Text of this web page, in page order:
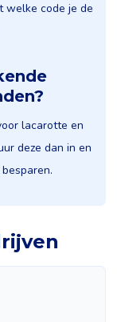
welke code je de
lacarotte en
deze dan in en